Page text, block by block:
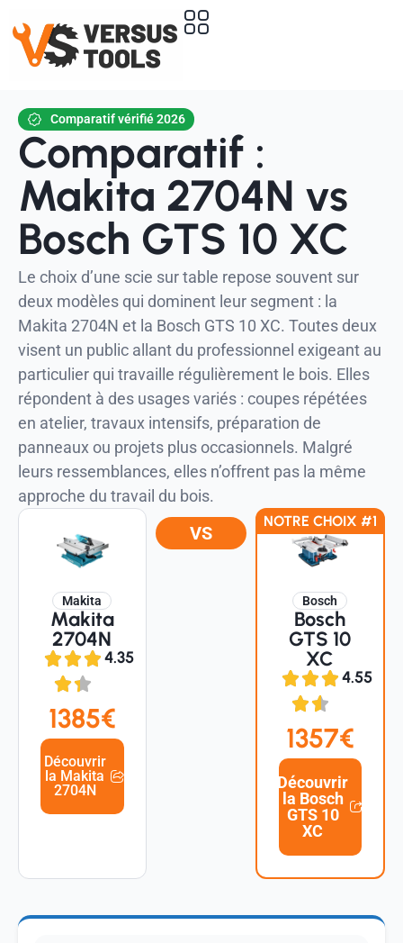
Comparatif vérifié 2026
Comparatif :
Makita 2704N vs
Bosch GTS 10 XC
Le choix d’une scie sur table repose souvent sur
deux modèles qui dominent leur segment : la
Makita 2704N et la Bosch GTS 10 XC. Toutes deux
visent un public allant du professionnel exigeant au
particulier qui travaille régulièrement le bois. Elles
répondent à des usages variés : coupes répétées
en atelier, travaux intensifs, préparation de
panneaux ou projets plus occasionnels. Malgré
leurs ressemblances, elles n’offrent pas la même
approche du travail du bois.
Makita
Makita
2704N
4.35
1385€
Découvrir
la Makita
2704N
VS
NOTRE CHOIX #1
Bosch
Bosch
GTS 10
XC
4.55
1357€
Découvrir
la Bosch
GTS 10
XC